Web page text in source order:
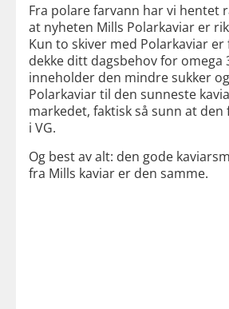
Fra polare farvann har vi hentet
at nyheten Mills Polarkaviar er
Kun to skiver med Polarkaviar er
dekke ditt dagsbehov for omega
inneholder den mindre sukker
Polarkaviar til den sunneste
markedet, faktisk så sunn at
i VG.
Og best av alt: den gode
fra Mills kaviar er den samme.